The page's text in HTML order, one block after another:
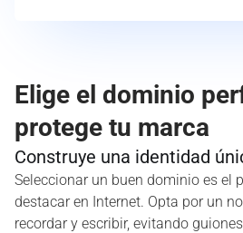
Elige el dominio
protege tu marca
Construye una identidad
Seleccionar un buen dominio es el
destacar en Internet. Opta por un
recordar y escribir, evitando